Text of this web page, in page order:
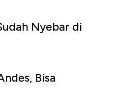
Nyebar di
Bisa